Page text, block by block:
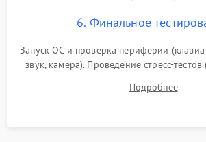
6. Финальное
Запуск ОС и проверка периферии
звук, камера). Проведение стресс-
для контроля температурного режима
системы под пиковой
Подробнее